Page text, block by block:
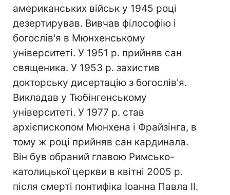
американських військ у 1945 році
дезертирував. Вивчав філософію і
богослів'я в Мюнхенському
університеті. У 1951 р. прийняв сан
священика. У 1953 р. захистив
докторську дисертацію з богослів'я.
Викладав у Тюбінгенському
університеті. У 1977 р. став
архієпископом Мюнхена і Фрайзінга, в
тому ж році прийняв сан кардинала.
Він був обраний главою Римсько-
католицької церкви в квітні 2005 р.
після смерті понтифіка Іоанна Павла II.